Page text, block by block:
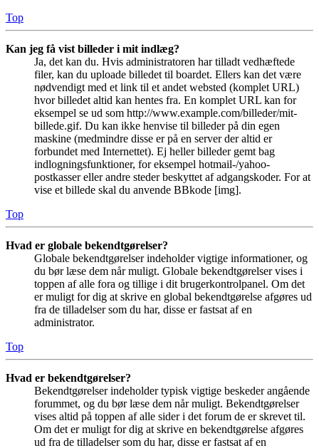
Top
Kan jeg få vist billeder i mit indlæg?
Ja, det kan du. Hvis administratoren har tilladt vedhæftede
filer, kan du uploade billedet til boardet. Ellers kan det være
nødvendigt med et link til et andet websted (komplet URL)
hvor billedet altid kan hentes fra. En komplet URL kan for
eksempel se ud som http://www.example.com/billeder/mit-
billede.gif. Du kan ikke henvise til billeder på din egen
maskine (medmindre disse er på en server der altid er
forbundet med Internettet). Ej heller billeder gemt bag
indlogningsfunktioner, for eksempel hotmail-/yahoo-
postkasser eller andre steder beskyttet af adgangskoder. For at
vise et billede skal du anvende BBkode [img].
Top
Hvad er globale bekendtgørelser?
Globale bekendtgørelser indeholder vigtige informationer, og
du bør læse dem når muligt. Globale bekendtgørelser vises i
toppen af alle fora og tillige i dit brugerkontrolpanel. Om det
er muligt for dig at skrive en global bekendtgørelse afgøres ud
fra de tilladelser som du har, disse er fastsat af en
administrator.
Top
Hvad er bekendtgørelser?
Bekendtgørelser indeholder typisk vigtige beskeder angående
forummet, og du bør læse dem når muligt. Bekendtgørelser
vises altid på toppen af alle sider i det forum de er skrevet til.
Om det er muligt for dig at skrive en bekendtgørelse afgøres
ud fra de tilladelser som du har, disse er fastsat af en